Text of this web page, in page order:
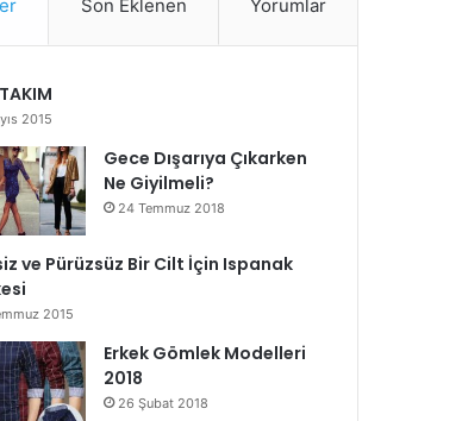
Son Eklenen Yorumlar
2015
Gece Dışarıya Çıkarken
Ne Giyilmeli?
24 Temmuz 2018
ve Pürüzsüz Bir Cilt İçin Ispanak
2015
Erkek Gömlek Modelleri
2018
26 Şubat 2018